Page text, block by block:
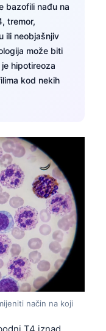
bazofili nađu na
tremor,
ili neobjašnjiv
može biti
hipotireoza
kod nekih
način na koji